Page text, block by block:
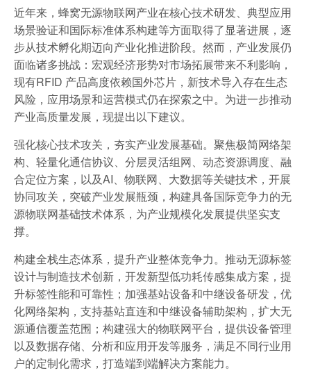
近年来，蜂窝无源物联网产业在核心技术研发、典型应用
场景验证和国际标准体系构建等方面取得了显著进展，逐
步从技术孵化期迈向产业化推进阶段。然而，产业发展仍
面临诸多挑战：宏观经济形势对市场拓展带来不利影响，
现有RFID 产品高度依赖国外芯片，新技术导入存在生态
风险，应用场景和运营模式仍在探索之中。为进一步推动
产业高质量发展，现提出以下建议。
强化核心技术攻关，夯实产业发展基础。聚焦极简网络架
构、轻量化通信协议、分层灵活组网、动态资源调度、融
合定位方案，以及AI、物联网、大数据等关键技术，开展
协同攻关，突破产业发展瓶颈，构建具备国际竞争力的无
源物联网基础技术体系，为产业规模化发展提供坚实支
撑。
构建全栈生态体系，提升产业整体竞争力。推动无源标签
设计与制造技术创新，开发新型低功耗传感集成方案，提
升标签性能和可靠性；加强基站设备和中继设备研发，优
化网络架构，支持基站直连和中继设备辅助架构，扩大无
源通信覆盖范围；构建强大的物联网平台，提供设备管理
以及数据存储、分析和应用开发等服务，满足不同行业用
户的定制化需求，打造端到端解决方案能力。